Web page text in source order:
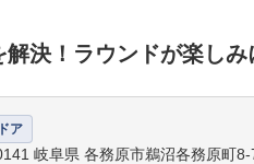
決！ラウンドが楽しみ
ア
岐阜県 各務原市鵜沼各務原町